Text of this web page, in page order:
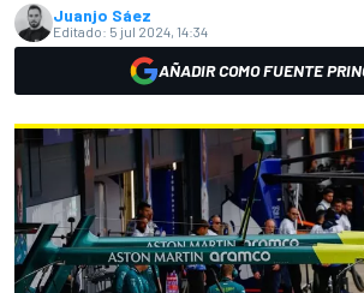
Juanjo Sáez
Editado: 5 jul 2024, 14:34
AÑADIR COMO FUENTE